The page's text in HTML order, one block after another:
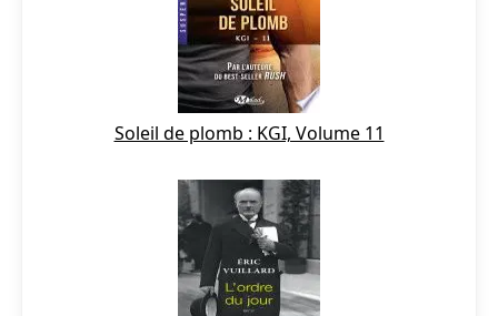
Soleil de plomb : KGI, Volume 11